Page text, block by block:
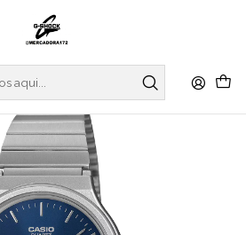
COLLECTION
Series MQ-24DA-2AEF